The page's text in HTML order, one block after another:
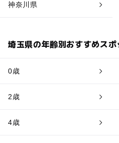
神奈川県
埼玉県の年齢別おすすめスポ
0歳
2歳
4歳